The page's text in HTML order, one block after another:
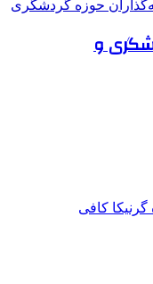
و
گرنیکا کافی